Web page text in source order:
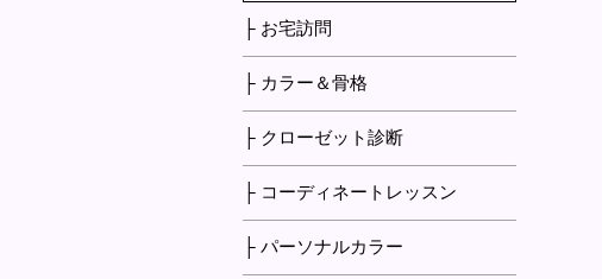
├ お宅訪問
├ カラー＆骨格
├ クローゼット診断
├ コーディネートレッスン
├ パーソナルカラー